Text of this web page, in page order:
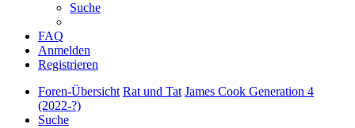
Suche
FAQ
Anmelden
Registrieren
Foren-Übersicht Rat und Tat James Cook Generation 4
(2022-?)
Suche